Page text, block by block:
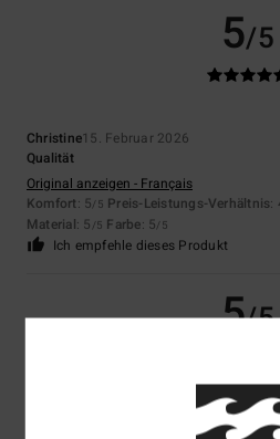
5/5
Christine15. Februar 2026
Qualität
Original anzeigen - Français
Komfort: 5/5 Preis-Leistungs-Verhältnis:
Material: 5 /5 Farbe: 5/5
Ich empfehle dieses Produkt
5/5